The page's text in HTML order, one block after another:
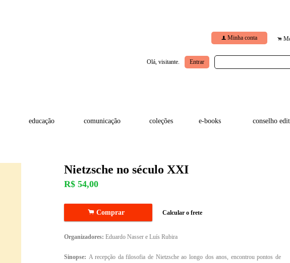
f Minha conta .
Olá, visitante. Entrar
educação comunicação coleções e-books conselho
Nietzsche no século XXI
R$ 54,00
. Comprar Calcular o frete
Organizadores: Eduardo Nasser e Luís Rubira
Sinopse: A recepção da filosofia de Nietzsche ao longo dos anos, encontrou pontos de